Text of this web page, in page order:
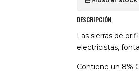
DESCRIPCIÓN
Las sierras de
electricistas,
Contiene un 8%